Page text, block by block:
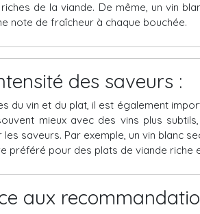
de la viande. De même, un vin
note de fraîcheur à chaque bouchée.
des saveurs :
du vin et du plat, il est également
mieux avec des vins plus
saveurs. Par exemple, un vin blanc
préféré pour des plats de viande riche
aux